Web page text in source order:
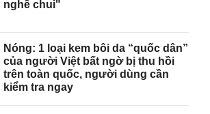
nghề chui"
Nóng: 1 loại kem bôi da “quốc dân”
của người Việt bất ngờ bị thu hồi
trên toàn quốc, người dùng cần
kiểm tra ngay